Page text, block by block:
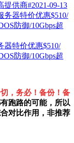
提供商#2021-09-13
器特价优惠$510/
防御/10Gbps超
，务必！备份！备
跑路的可能，所以
对比作用，非推荐